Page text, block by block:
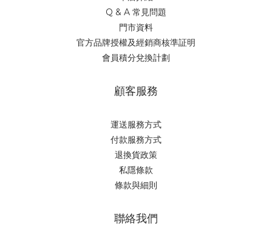
Q & A 常見問題
門市資料
官方品牌授權及經銷商核準証明
會員積分兌換計劃
顧客服務
運送服務方式
付款服務方式
退換貨政策
私隱條款
條款與細則
聯絡我們